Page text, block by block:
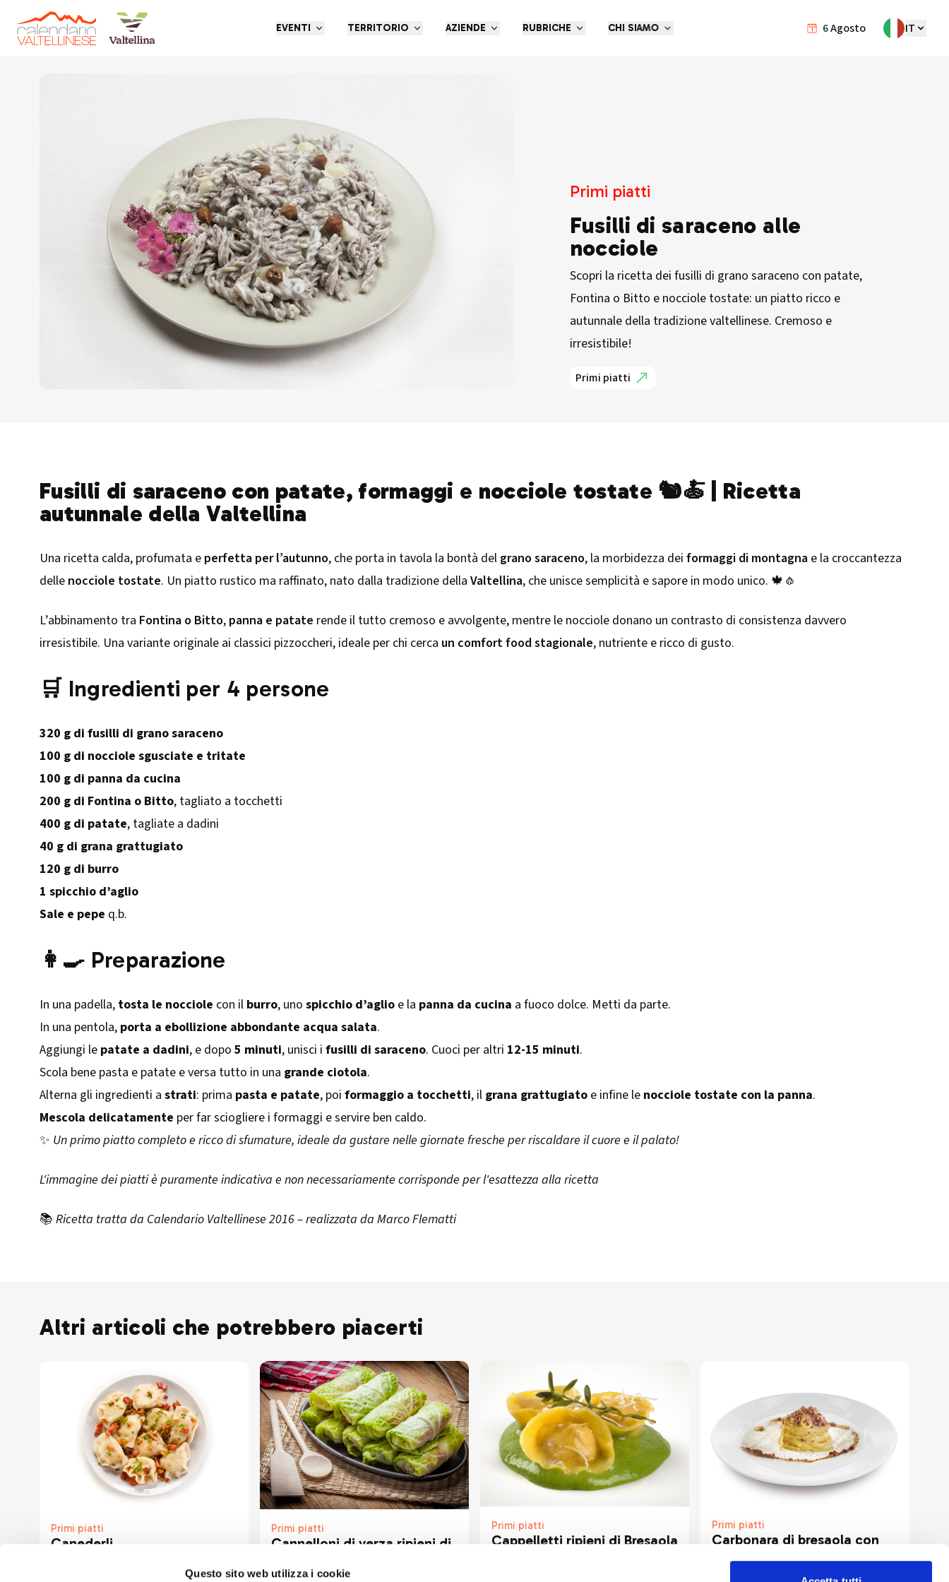
Questo sito web utilizza i cookie
6Agosto IT
EVENTI TERRITORIO AZIENDE RUBRICHE CHI SIAMO
Torna indietro
Primi piatti
Fusilli di saraceno alle
nocciole
Scopri la ricetta dei fusilli di grano saraceno con patate,
Fontina o Bitto e nocciole tostate: un piatto ricco e
autunnale della tradizione valtellinese. Cremoso e
irresistibile!
Primi piatti
Fusilli di saraceno con patate, formaggi e nocciole tostate 🐿️🍝 | Ricetta
autunnale della Valtellina
Una ricetta calda, profumata e perfetta per l’autunno, che porta in tavola la bontà del grano saraceno, la morbidezza dei formaggi di montagna e la croccantezza
delle nocciole tostate. Un piatto rustico ma raffinato, nato dalla tradizione della Valtellina, che unisce semplicità e sapore in modo unico. 🍁🧄
L’abbinamento tra Fontina o Bitto, panna e patate rende il tutto cremoso e avvolgente, mentre le nocciole donano un contrasto di consistenza davvero
irresistibile. Una variante originale ai classici pizzoccheri, ideale per chi cerca un comfort food stagionale, nutriente e ricco di gusto.
🛒 Ingredienti per 4 persone
320 g di fusilli di grano saraceno
100 g di nocciole sgusciate e tritate
100 g di panna da cucina
200 g di Fontina o Bitto, tagliato a tocchetti
400 g di patate, tagliate a dadini
40 g di grana grattugiato
120 g di burro
1 spicchio d’aglio
Sale e pepe q.b.
👩‍🍳 Preparazione
In una padella, tosta le nocciole con il burro, uno spicchio d’aglio e la panna da cucina a fuoco dolce. Metti da parte.
In una pentola, porta a ebollizione abbondante acqua salata.
Aggiungi le patate a dadini, e dopo 5 minuti, unisci i fusilli di saraceno. Cuoci per altri 12-15 minuti.
Scola bene pasta e patate e versa tutto in una grande ciotola.
Alterna gli ingredienti a strati: prima pasta e patate, poi formaggio a tocchetti, il grana grattugiato e infine le nocciole tostate con la panna.
Mescola delicatamente per far sciogliere i formaggi e servire ben caldo.
✨ Un primo piatto completo e ricco di sfumature, ideale da gustare nelle giornate fresche per riscaldare il cuore e il palato!
L'immagine dei piatti è puramente indicativa e non necessariamente corrisponde per l'esattezza alla ricetta
📚 Ricetta tratta da Calendario Valtellinese 2016 – realizzata da Marco Flematti
Altri articoli che potrebbero piacerti
Primi piatti
Canederli
Primi piatti
Cannelloni di verza ripieni di
Primi piatti
Cappelletti ripieni di Bresaola
Primi piatti
Carbonara di bresaola con